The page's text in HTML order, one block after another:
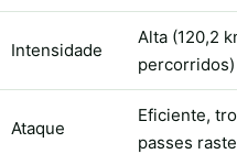
Intensidade
Alta (120,2
percorridos)
Ataque
Eficiente,
passes